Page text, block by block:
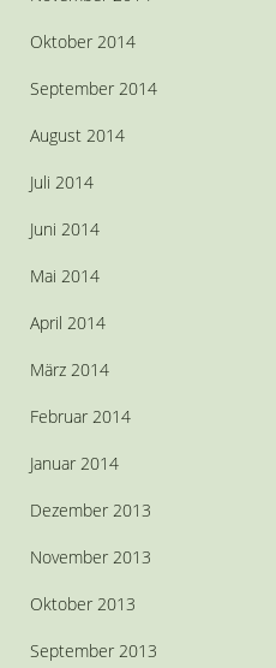
Oktober 2014
September 2014
August 2014
Juli 2014
Juni 2014
Mai 2014
April 2014
März 2014
Februar 2014
Januar 2014
Dezember 2013
November 2013
Oktober 2013
September 2013